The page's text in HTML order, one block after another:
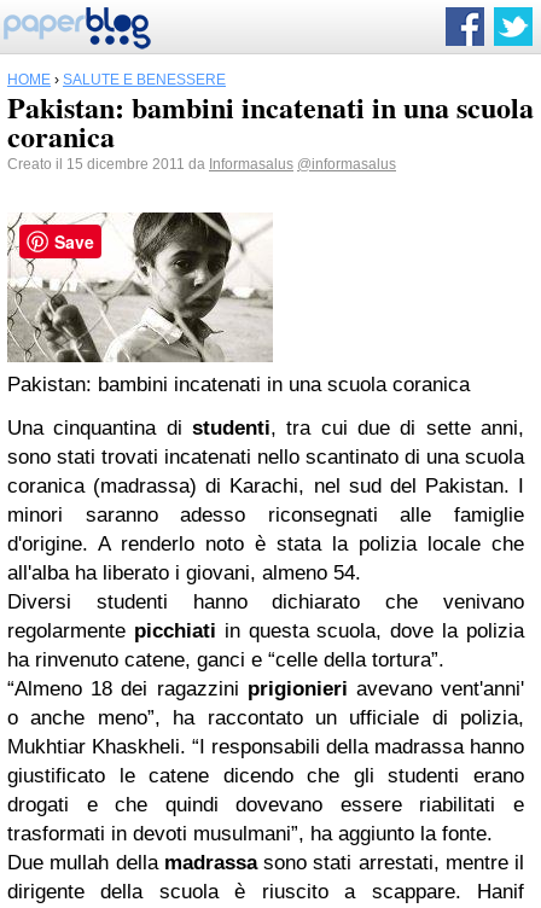
HOME › SALUTE E BENESSERE
Pakistan: bambini incatenati in una scuola
coranica
Creato il 15 dicembre 2011 da Informasalus @informasalus
Pakistan: bambini incatenati in una scuola coranica
Una cinquantina di studenti, tra cui due di sette anni,
sono stati trovati incatenati nello scantinato di una scuola
coranica (madrassa) di Karachi, nel sud del Pakistan. I
minori saranno adesso riconsegnati alle famiglie
d'origine. A renderlo noto è stata la polizia locale che
all'alba ha liberato i giovani, almeno 54.
Diversi studenti hanno dichiarato che venivano
regolarmente picchiati in questa scuola, dove la polizia
ha rinvenuto catene, ganci e “celle della tortura”.
“Almeno 18 dei ragazzini prigionieri avevano vent'anni'
o anche meno”, ha raccontato un ufficiale di polizia,
Mukhtiar Khaskheli. “I responsabili della madrassa hanno
giustificato le catene dicendo che gli studenti erano
drogati e che quindi dovevano essere riabilitati e
trasformati in devoti musulmani”, ha aggiunto la fonte.
Due mullah della madrassasono stati arrestati, mentre il
dirigente della scuola è riuscito a scappare. Hanif
Save